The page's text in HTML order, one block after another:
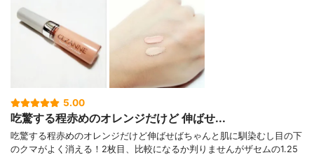
5.00
吃驚する程赤めのオレンジだけど 伸ばせ...
吃驚する程赤めのオレンジだけど伸ばせばちゃんと肌に馴染むし目の下
のクマがよく消える！2枚目、比較になるか判りませんがザセムの1.25